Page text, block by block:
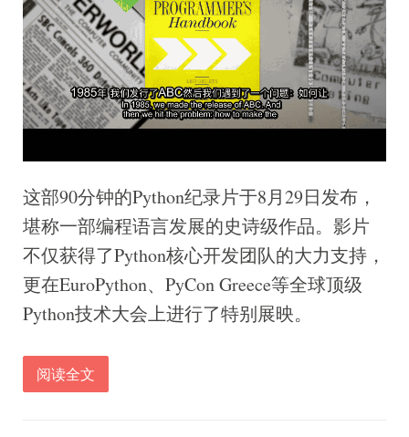
这部90分钟的Python纪录片于8月29日发布，
堪称一部编程语言发展的史诗级作品。影片
不仅获得了Python核心开发团队的大力支持，
更在EuroPython、PyCon Greece等全球顶级
Python技术大会上进行了特别展映。
阅读全文